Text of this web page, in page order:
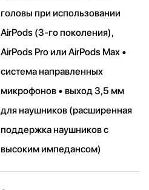
головы при использовании
AirPods (3‑го поколения),
AirPods Pro или AirPods Max •
система направленных
микрофонов • выход 3,5 мм
для наушников (расширенная
поддержка наушников с
высоким импедансом)